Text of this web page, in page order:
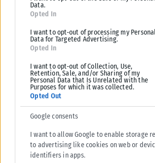
Data.
Opted In
I want to opt-out of processing my
Data for Targeted Advertising.
Opted In
I want to opt-out of Collection, Use,
Retention, Sale, and/or Sharing of my
Personal Data that Is Unrelated with the
Purposes for which it was collected.
Opted Out
Google consents
I want to allow Google to enable storage
to advertising like cookies on web or
identifiers in apps.
Λατινοπούλου είπε ότι
είμαστε πολύ κοντά
δεν έχει οριστικοποιηθεί ακόμα».
«Νίκη»έχει τονίσει δια μέσω των υποψήφιων
ευρωβουλευτών και ευρωβουλευτριών του
σε κάποια Ευρωομάδα, αλλά αντίθετα θα
πορεία, ώστε να μπορεί να αποφασίζει με
συμφέρον της Ελλάδα
Ευρωεκλογές